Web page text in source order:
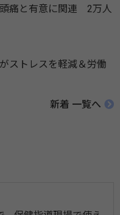
痛と有意に関連 2万人
ストレスを軽減＆労働
新着 一覧へ